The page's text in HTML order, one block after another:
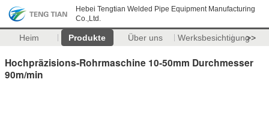
Hebei Tengtian Welded Pipe Equipment Manufacturing
Co.,Ltd.
Heim Produkte Über uns Werksbesichtigung>>
Hochpräzisions-Rohrmaschine 10-50mm Durchmesser
90m/min